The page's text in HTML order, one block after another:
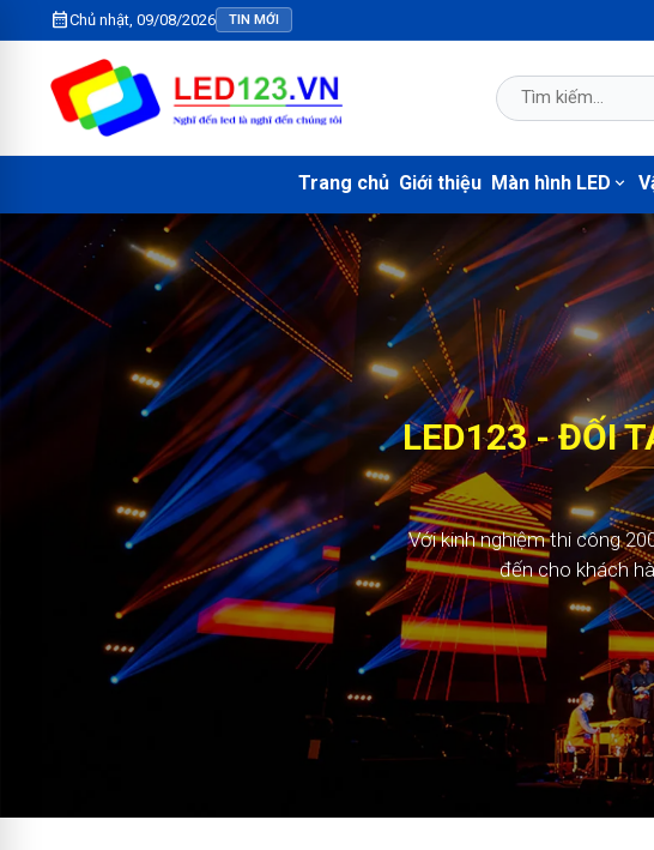
calendar_monthChủ nhật, 09/08/2026 TIN MỚI Thi
Trang chủ Giới thiệu Màn hình LED expand_more
2.000+ công
KIM NGÂN -
Với kinh nghiệm thi công
đến cho khách